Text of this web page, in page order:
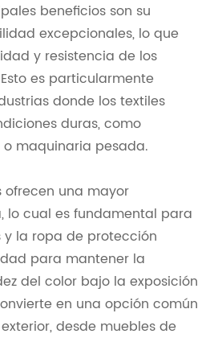
beneficios son su
excepcionales, lo que
y resistencia de los
es particularmente
donde los textiles
duras, como
maquinaria pesada.
ofrecen una mayor
lo cual es fundamental para
y la ropa de protección
para mantener la
del color bajo la exposición
en una opción común
desde muebles de